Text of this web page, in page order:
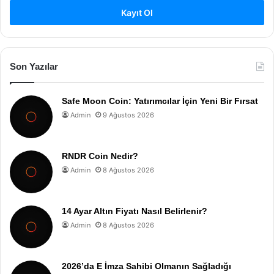
Kayıt Ol
Son Yazılar
Safe Moon Coin: Yatırımcılar İçin Yeni Bir Fırsat
Admin 9 Ağustos 2026
RNDR Coin Nedir?
Admin 8 Ağustos 2026
14 Ayar Altın Fiyatı Nasıl Belirlenir?
Admin 8 Ağustos 2026
2026’da E İmza Sahibi Olmanın Sağladığı